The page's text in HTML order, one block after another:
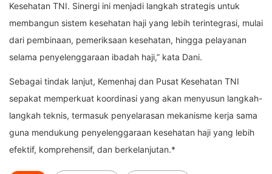
Kesehatan TNI. Sinergi ini menjadi langkah strategis untuk
membangun sistem kesehatan haji yang lebih terintegrasi, mulai
dari pembinaan, pemeriksaan kesehatan, hingga pelayanan
selama penyelenggaraan ibadah haji,” kata Dani.
Sebagai tindak lanjut, Kemenhaj dan Pusat Kesehatan TNI
sepakat memperkuat koordinasi yang akan menyusun langkah-
langkah teknis, termasuk penyelarasan mekanisme kerja sama
guna mendukung penyelenggaraan kesehatan haji yang lebih
efektif, komprehensif, dan berkelanjutan.*